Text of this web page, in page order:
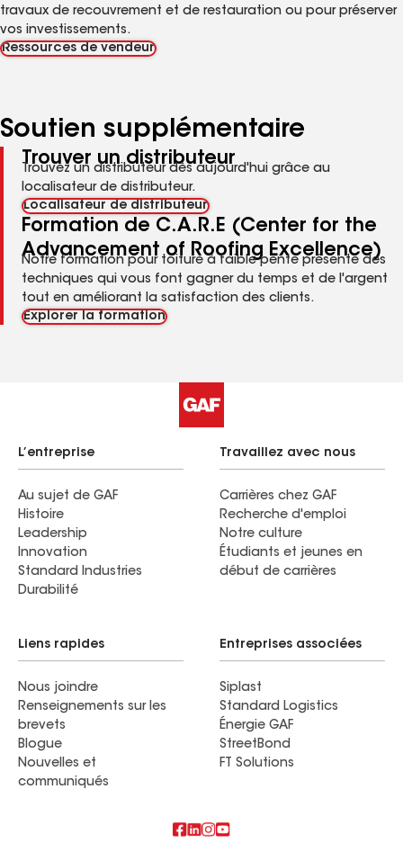
travaux de recouvrement et de restauration ou pour préserver
vos investissements.
Ressources de vendeur
Soutien supplémentaire
Trouver un distributeur
Trouvez un distributeur dès aujourd'hui grâce au
localisateur de distributeur.
Localisateur de distributeur
Formation de C.A.R.E (Center for the
Advancement of Roofing Excellence)
Notre formation pour toiture à faible pente présente des
techniques qui vous font gagner du temps et de l'argent
tout en améliorant la satisfaction des clients.
Explorer la formation
L’entreprise
Au sujet de GAF
Histoire
Leadership
Innovation
Standard Industries
Durabilité
Travaillez avec nous
Carrières chez GAF
Recherche d'emploi
Notre culture
Étudiants et jeunes en
début de carrières
Liens rapides
Nous joindre
Renseignements sur les
brevets
Blogue
Nouvelles et
communiqués
Entreprises associées
Siplast
Standard Logistics
Énergie GAF
StreetBond
FT Solutions